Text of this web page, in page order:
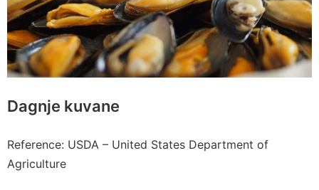
Dagnje kuvane
Reference: USDA – United States Department of
Agriculture